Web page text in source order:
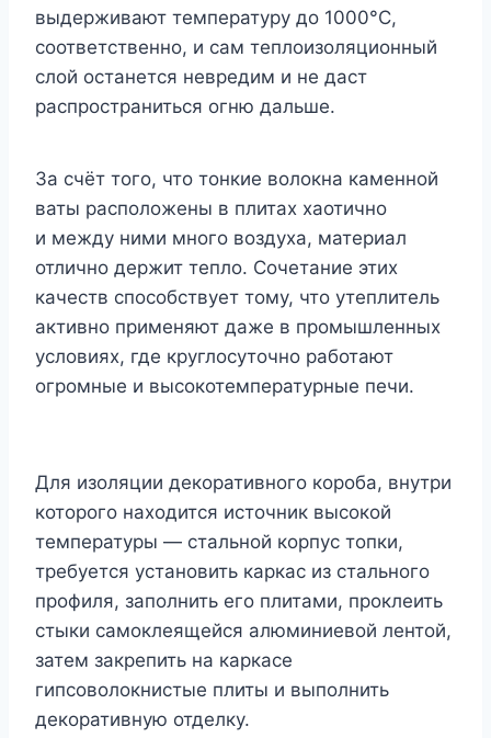
выдерживают температуру до 1000°C,
соответственно, и сам теплоизоляционный
слой останется невредим и не даст
распространиться огню дальше.
За счёт того, что тонкие волокна каменной
ваты расположены в плитах хаотично
и между ними много воздуха, материал
отлично держит тепло. Сочетание этих
качеств способствует тому, что утеплитель
активно применяют даже в промышленных
условиях, где круглосуточно работают
огромные и высокотемпературные печи.
Для изоляции декоративного короба, внутри
которого находится источник высокой
температуры — стальной корпус топки,
требуется установить каркас из стального
профиля, заполнить его плитами, проклеить
стыки самоклеящейся алюминиевой лентой,
затем закрепить на каркасе
гипсоволокнистые плиты и выполнить
декоративную отделку.